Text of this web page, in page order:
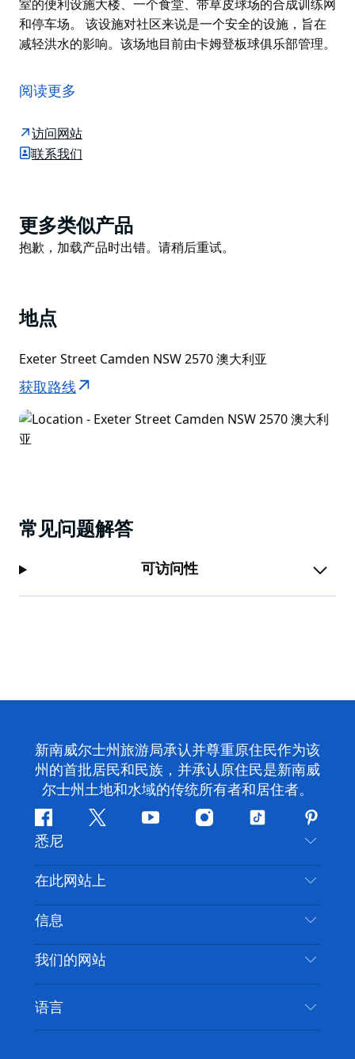
室的便利设施大楼、一个食堂、带草皮球场的合成训练网
和停车场。 该设施对社区来说是一个安全的设施，旨在
减轻洪水的影响。该场地目前由卡姆登板球俱乐部管理。
室的便利设施大楼、一个食堂、带草皮球场的合成训练网
和停车场。
该设施对社区来说是一个安全的设施，旨在减轻洪水的影
响。该场地目前由卡姆登板球俱乐部管理。
阅读更多
访问网站
联系我们
Product
List
更多类似产品
Product
抱歉，加载产品时出错。请稍后重试。
地点
Exeter Street Camden NSW 2570 澳大利亚
获取路线
常见问题解答
可访问性
新南威尔士州旅游局承认并尊重原住民作为该
州的首批居民和民族，并承认原住民是新南威
尔士州土地和水域的传统所有者和居住者。
Facebook叽
喳
喳
YouTubeInstagram
抖
悉尼
联系我们
免责声明
隐私
Cookie 通知
在此网站上
目的地
推荐活动
新南威尔士州公路旅行
活动
住宿
信息
旅行信息
无障碍悉尼
列出您的业务
我们的网站
语言